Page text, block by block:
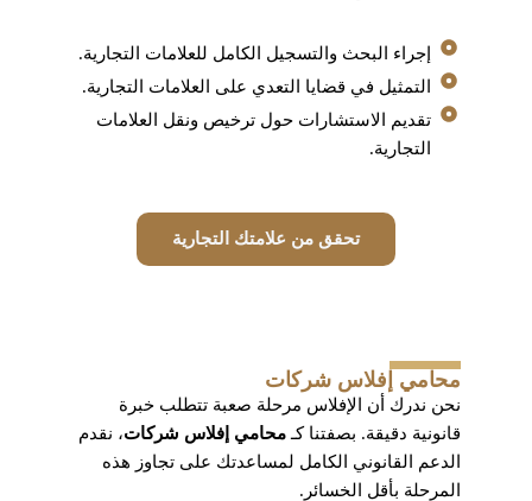
إجراء البحث والتسجيل الكامل للعلامات التجارية.
التمثيل في قضايا التعدي على العلامات التجارية.
تقديم الاستشارات حول ترخيص ونقل العلامات
التجارية.
تحقق من علامتك التجارية
محامي إفلاس شركات
نحن ندرك أن الإفلاس مرحلة صعبة تتطلب خبرة
قانونية دقيقة. بصفتنا كـ محامي إفلاس شركات، نقدم
الدعم القانوني الكامل لمساعدتك على تجاوز هذه
المرحلة بأقل الخسائر.